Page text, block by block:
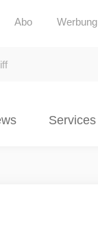
Abo Werbung
Services